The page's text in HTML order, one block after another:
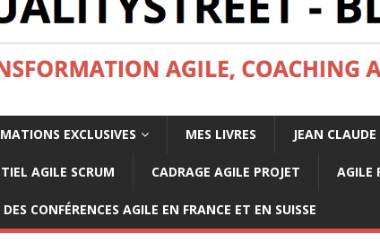
EXCLUSIVES MES LIVRES JEAN
AGILE SCRUM CADRAGE AGILE PROJET AGILE
CONFÉRENCES AGILE EN FRANCE ET EN SUISSE